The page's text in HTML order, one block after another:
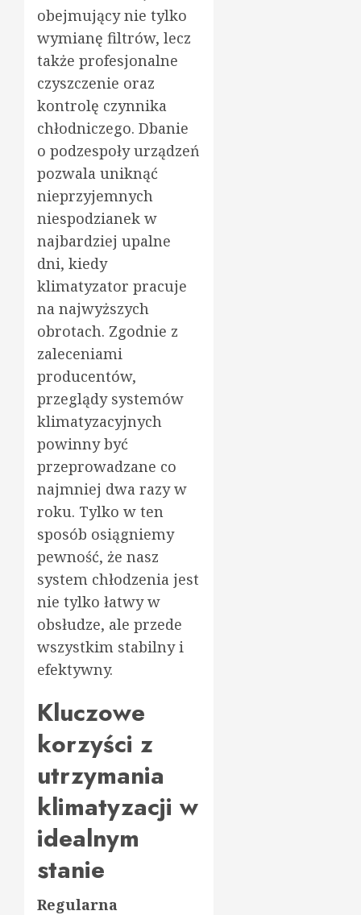
obejmujący nie tylko
wymianę filtrów, lecz
także profesjonalne
czyszczenie oraz
kontrolę czynnika
chłodniczego. Dbanie
o podzespoły urządzeń
pozwala uniknąć
nieprzyjemnych
niespodzianek w
najbardziej upalne
dni, kiedy
klimatyzator pracuje
na najwyższych
obrotach. Zgodnie z
zaleceniami
producentów,
przeglądy systemów
klimatyzacyjnych
powinny być
przeprowadzane co
najmniej dwa razy w
roku. Tylko w ten
sposób osiągniemy
pewność, że nasz
system chłodzenia jest
nie tylko łatwy w
obsłudze, ale przede
wszystkim stabilny i
efektywny.
Kluczowe
korzyści z
utrzymania
klimatyzacji w
idealnym
stanie
Regularna